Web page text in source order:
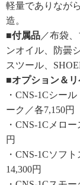
軽量でありなが
造。
■付属品 ／布袋
ンオイル、防曇
スツール、
■オプション＆リ
・CNS-1Cシー
ーク／各7,150円
・CNS-1Cメロ
円
・CNS-1Cソフ
14,300円